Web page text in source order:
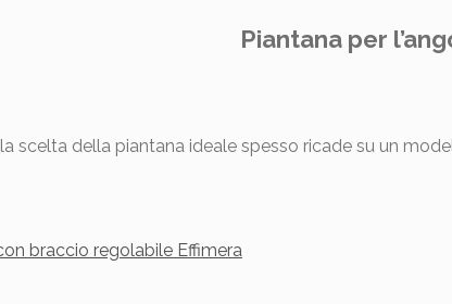
Piantana per
la scelta della piantana ideale spesso ricade su un